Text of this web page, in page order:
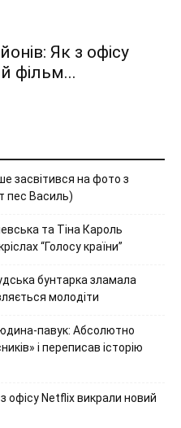
Як з офісу
фільм...
засвітився на фото з
пес Василь)
та Тіна Кароль
“Голосу країни”
бунтарка зламала
молодіти
павук: Абсолютно
і переписав історію
офісу Netflix викрали новий